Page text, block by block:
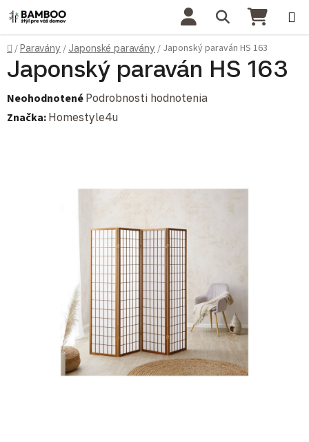
Prejsť na obsah Hľadať
Domov
/Paravány / Japonské paravány / Japonský paraván HS 163
Japonský paraván HS 163
Priemerné hodnotenie produktu je 0,0 z 5 hviezdičiek.
Neohodnotené Podrobnosti hodnotenia
Značka: Homestyle4u